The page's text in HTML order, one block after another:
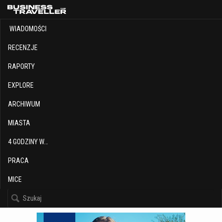
WIADOMOŚCI
RECENZJE
RAPORTY
EXPLORE
ARCHIWUM
MIASTA
4 GODZINY W…
PRACA
MICE